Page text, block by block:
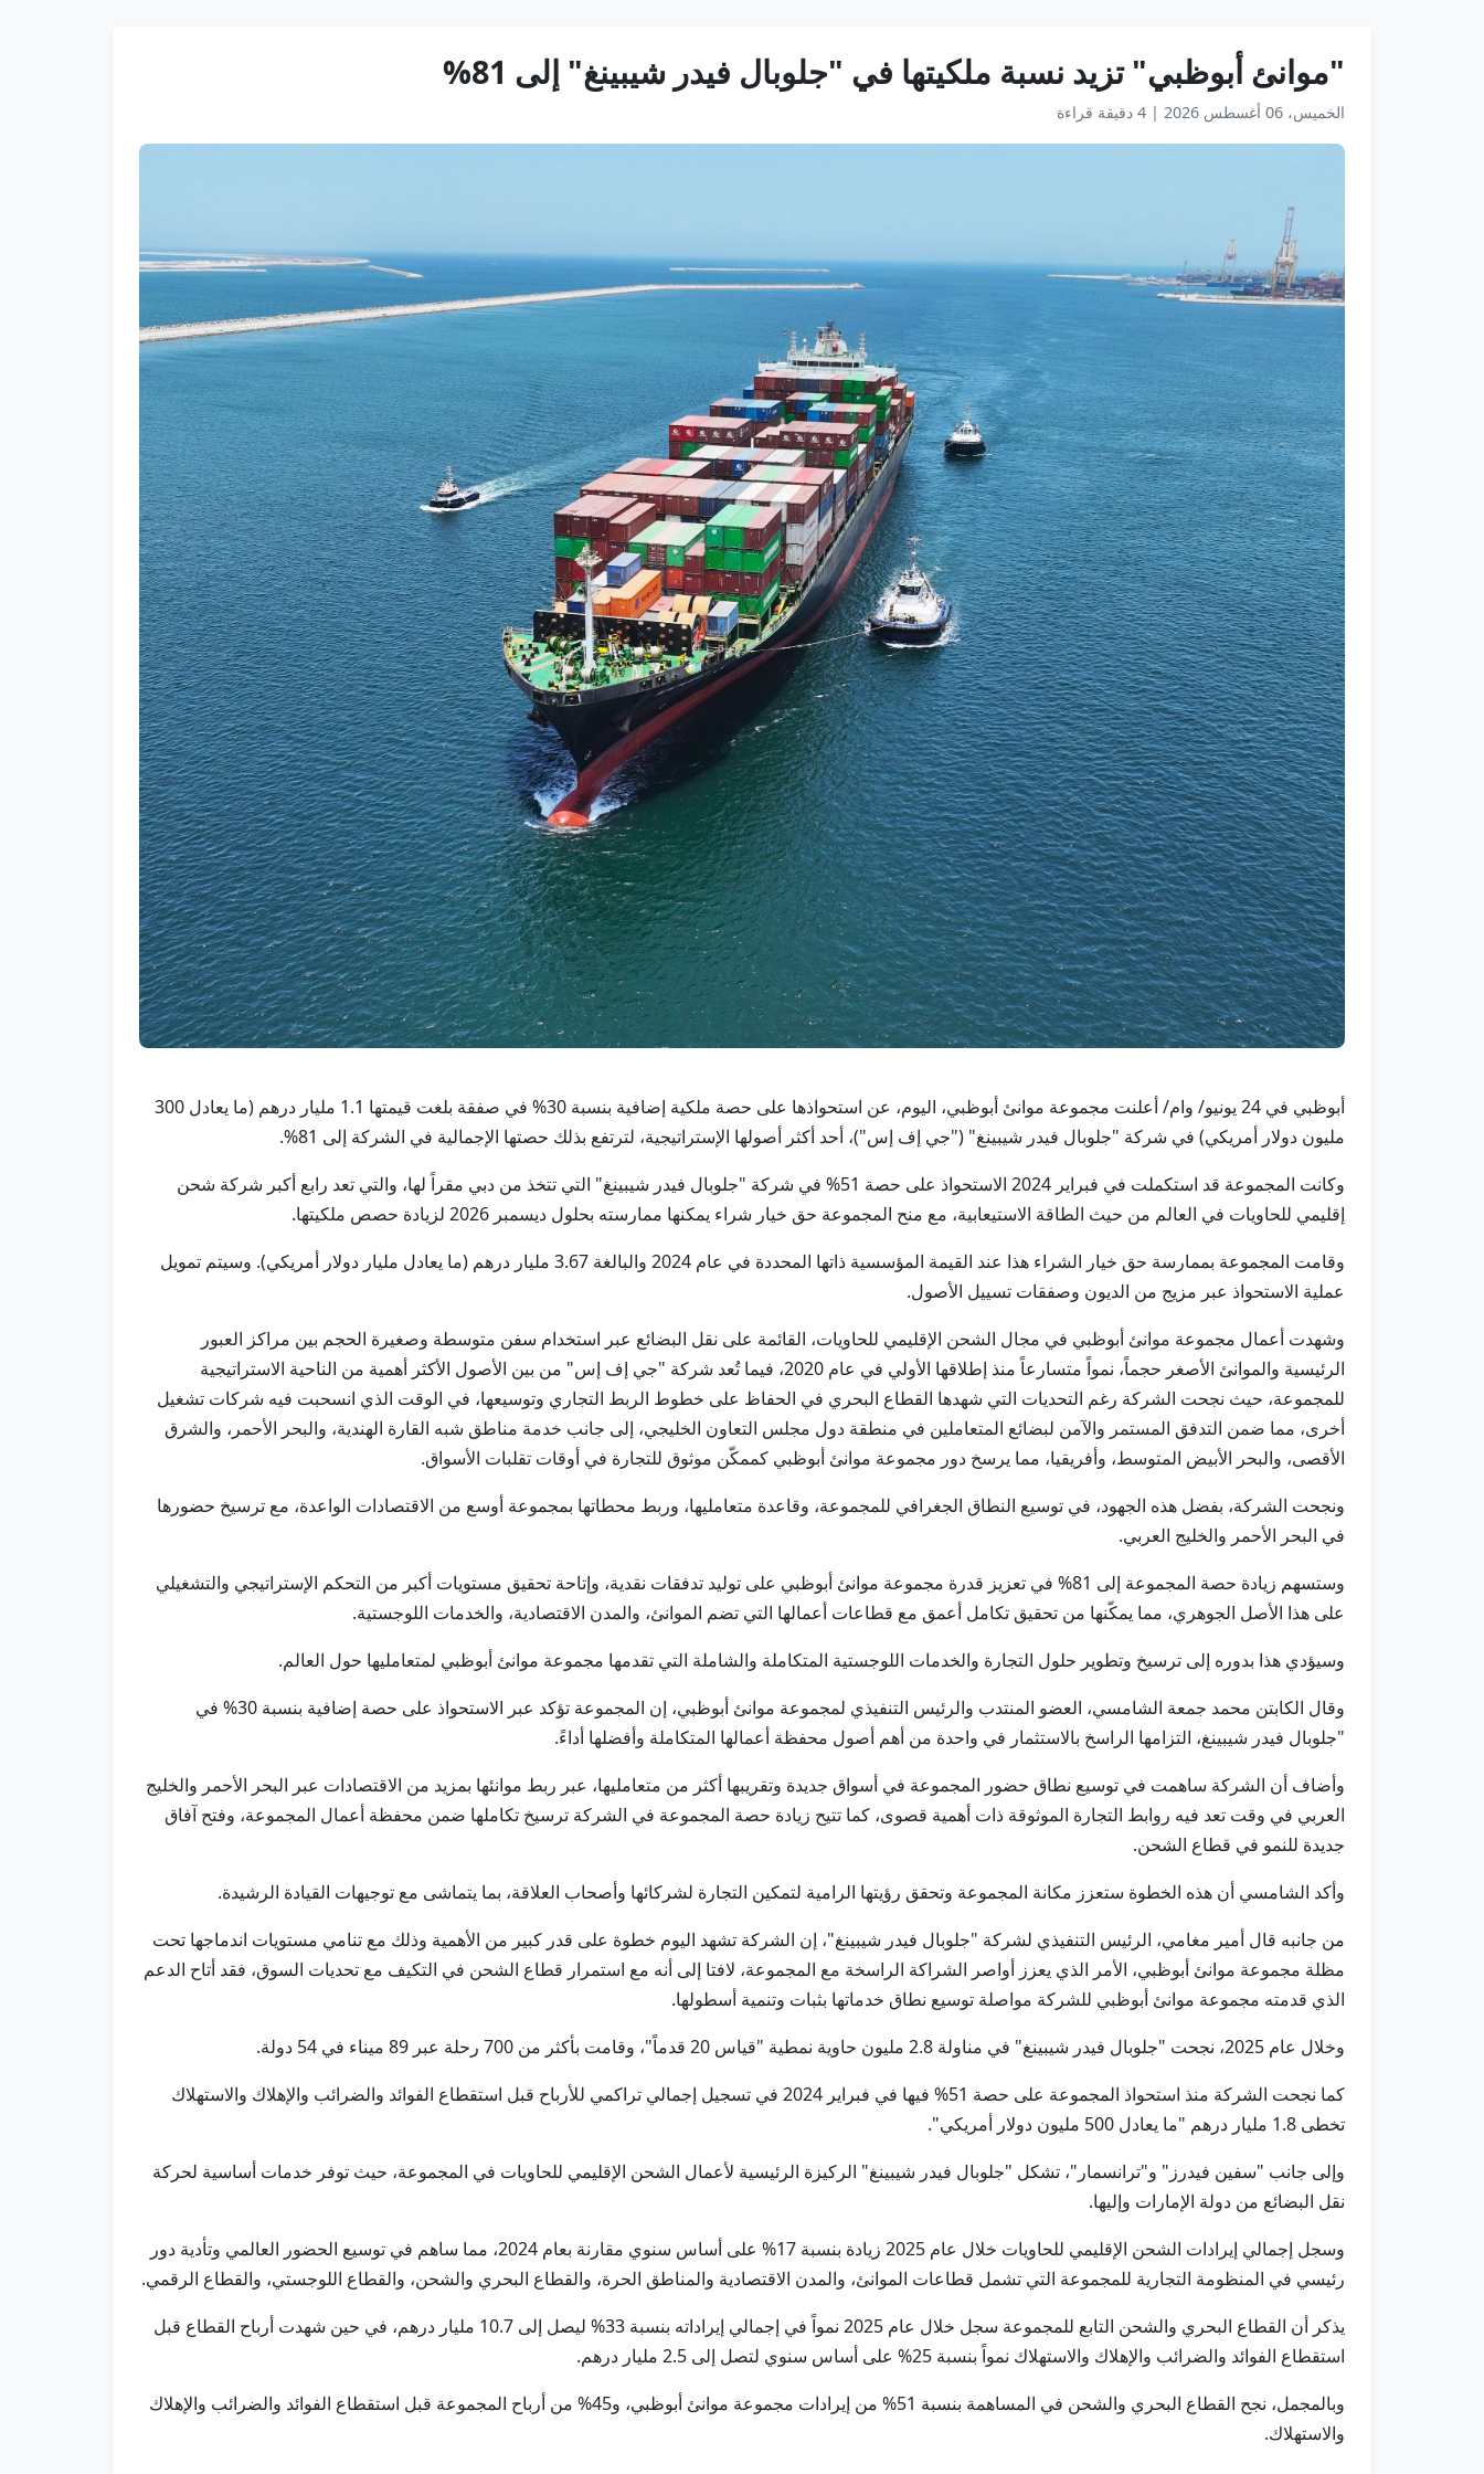
"موانئ أبوظبي" تزيد نسبة ملكيتها في "جلوبال فيدر شيبينغ" إلى 81%
الخميس، 06 أغسطس 2026 | 4 دقيقة قراءة
أبوظبي في 24 يونيو/ وام/ أعلنت مجموعة موانئ أبوظبي، اليوم، عن استحواذها على حصة ملكية إضافية بنسبة 30% في صفقة بلغت قيمتها 1.1 مليار درهم (ما يعادل 300
مليون دولار أمريكي) في شركة "جلوبال فيدر شيبينغ" ("جي إف إس")، أحد أكثر أصولها الإستراتيجية، لترتفع بذلك حصتها الإجمالية في الشركة إلى 81%.
وكانت المجموعة قد استكملت في فبراير 2024 الاستحواذ على حصة 51% في شركة "جلوبال فيدر شيبينغ" التي تتخذ من دبي مقراً لها، والتي تعد رابع أكبر شركة شحن
إقليمي للحاويات في العالم من حيث الطاقة الاستيعابية، مع منح المجموعة حق خيار شراء يمكنها ممارسته بحلول ديسمبر 2026 لزيادة حصص ملكيتها.
وقامت المجموعة بممارسة حق خيار الشراء هذا عند القيمة المؤسسية ذاتها المحددة في عام 2024 والبالغة 3.67 مليار درهم (ما يعادل مليار دولار أمريكي). وسيتم تمويل
عملية الاستحواذ عبر مزيج من الديون وصفقات تسييل الأصول.
وشهدت أعمال مجموعة موانئ أبوظبي في مجال الشحن الإقليمي للحاويات، القائمة على نقل البضائع عبر استخدام سفن متوسطة وصغيرة الحجم بين مراكز العبور
الرئيسية والموانئ الأصغر حجماً، نمواً متسارعاً منذ إطلاقها الأولي في عام 2020، فيما تُعد شركة "جي إف إس" من بين الأصول الأكثر أهمية من الناحية الاستراتيجية
للمجموعة، حيث نجحت الشركة رغم التحديات التي شهدها القطاع البحري في الحفاظ على خطوط الربط التجاري وتوسيعها، في الوقت الذي انسحبت فيه شركات تشغيل
أخرى، مما ضمن التدفق المستمر والآمن لبضائع المتعاملين في منطقة دول مجلس التعاون الخليجي، إلى جانب خدمة مناطق شبه القارة الهندية، والبحر الأحمر، والشرق
الأقصى، والبحر الأبيض المتوسط، وأفريقيا، مما يرسخ دور مجموعة موانئ أبوظبي كممكّن موثوق للتجارة في أوقات تقلبات الأسواق.
ونجحت الشركة، بفضل هذه الجهود، في توسيع النطاق الجغرافي للمجموعة، وقاعدة متعامليها، وربط محطاتها بمجموعة أوسع من الاقتصادات الواعدة، مع ترسيخ حضورها
في البحر الأحمر والخليج العربي.
وستسهم زيادة حصة المجموعة إلى 81% في تعزيز قدرة مجموعة موانئ أبوظبي على توليد تدفقات نقدية، وإتاحة تحقيق مستويات أكبر من التحكم الإستراتيجي والتشغيلي
على هذا الأصل الجوهري، مما يمكّنها من تحقيق تكامل أعمق مع قطاعات أعمالها التي تضم الموانئ، والمدن الاقتصادية، والخدمات اللوجستية.
وسيؤدي هذا بدوره إلى ترسيخ وتطوير حلول التجارة والخدمات اللوجستية المتكاملة والشاملة التي تقدمها مجموعة موانئ أبوظبي لمتعامليها حول العالم.
وقال الكابتن محمد جمعة الشامسي، العضو المنتدب والرئيس التنفيذي لمجموعة موانئ أبوظبي، إن المجموعة تؤكد عبر الاستحواذ على حصة إضافية بنسبة 30% في
"جلوبال فيدر شيبينغ، التزامها الراسخ بالاستثمار في واحدة من أهم أصول محفظة أعمالها المتكاملة وأفضلها أداءً.
وأضاف أن الشركة ساهمت في توسيع نطاق حضور المجموعة في أسواق جديدة وتقريبها أكثر من متعامليها، عبر ربط موانئها بمزيد من الاقتصادات عبر البحر الأحمر والخليج
العربي في وقت تعد فيه روابط التجارة الموثوقة ذات أهمية قصوى، كما تتيح زيادة حصة المجموعة في الشركة ترسيخ تكاملها ضمن محفظة أعمال المجموعة، وفتح آفاق
جديدة للنمو في قطاع الشحن.
وأكد الشامسي أن هذه الخطوة ستعزز مكانة المجموعة وتحقق رؤيتها الرامية لتمكين التجارة لشركائها وأصحاب العلاقة، بما يتماشى مع توجيهات القيادة الرشيدة.
من جانبه قال أمير مغامي، الرئيس التنفيذي لشركة "جلوبال فيدر شيبينغ"، إن الشركة تشهد اليوم خطوة على قدر كبير من الأهمية وذلك مع تنامي مستويات اندماجها تحت
مظلة مجموعة موانئ أبوظبي، الأمر الذي يعزز أواصر الشراكة الراسخة مع المجموعة، لافتا إلى أنه مع استمرار قطاع الشحن في التكيف مع تحديات السوق، فقد أتاح الدعم
الذي قدمته مجموعة موانئ أبوظبي للشركة مواصلة توسيع نطاق خدماتها بثبات وتنمية أسطولها.
وخلال عام 2025، نجحت "جلوبال فيدر شيبينغ" في مناولة 2.8 مليون حاوية نمطية "قياس 20 قدماً"، وقامت بأكثر من 700 رحلة عبر 89 ميناء في 54 دولة.
كما نجحت الشركة منذ استحواذ المجموعة على حصة 51% فيها في فبراير 2024 في تسجيل إجمالي تراكمي للأرباح قبل استقطاع الفوائد والضرائب والإهلاك والاستهلاك
تخطى 1.8 مليار درهم "ما يعادل 500 مليون دولار أمريكي".
وإلى جانب "سفين فيدرز" و"ترانسمار"، تشكل "جلوبال فيدر شيبينغ" الركيزة الرئيسية لأعمال الشحن الإقليمي للحاويات في المجموعة، حيث توفر خدمات أساسية لحركة
نقل البضائع من دولة الإمارات وإليها.
وسجل إجمالي إيرادات الشحن الإقليمي للحاويات خلال عام 2025 زيادة بنسبة 17% على أساس سنوي مقارنة بعام 2024، مما ساهم في توسيع الحضور العالمي وتأدية دور
رئيسي في المنظومة التجارية للمجموعة التي تشمل قطاعات الموانئ، والمدن الاقتصادية والمناطق الحرة، والقطاع البحري والشحن، والقطاع اللوجستي، والقطاع الرقمي.
يذكر أن القطاع البحري والشحن التابع للمجموعة سجل خلال عام 2025 نمواً في إجمالي إيراداته بنسبة 33% ليصل إلى 10.7 مليار درهم، في حين شهدت أرباح القطاع قبل
استقطاع الفوائد والضرائب والإهلاك والاستهلاك نمواً بنسبة 25% على أساس سنوي لتصل إلى 2.5 مليار درهم.
وبالمجمل، نجح القطاع البحري والشحن في المساهمة بنسبة 51% من إيرادات مجموعة موانئ أبوظبي، و45% من أرباح المجموعة قبل استقطاع الفوائد والضرائب والإهلاك
والاستهلاك.